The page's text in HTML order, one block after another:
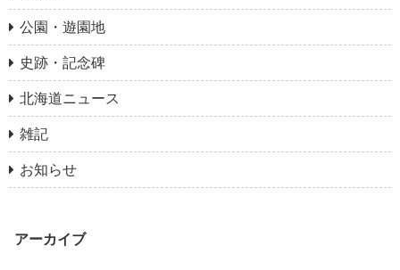
公園・遊園地
史跡・記念碑
北海道ニュース
雑記
お知らせ
アーカイブ